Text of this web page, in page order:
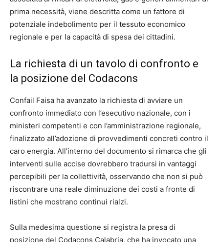
prima necessità, viene descritta come un fattore di
potenziale indebolimento per il tessuto economico
regionale e per la capacità di spesa dei cittadini.
La richiesta di un tavolo di confronto e
la posizione del Codacons
Confail Faisa ha avanzato la richiesta di avviare un
confronto immediato con l’esecutivo nazionale, con i
ministeri competenti e con l’amministrazione regionale,
finalizzato all’adozione di provvedimenti concreti contro il
caro energia. All’interno del documento si rimarca che gli
interventi sulle accise dovrebbero tradursi in vantaggi
percepibili per la collettività, osservando che non si può
riscontrare una reale diminuzione dei costi a fronte di
listini che mostrano continui rialzi.
Sulla medesima questione si registra la presa di
posizione del Codacons Calabria, che ha invocato una